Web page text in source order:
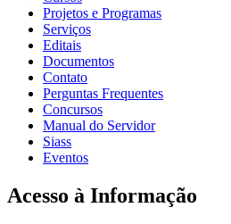
Projetos e Programas
Serviços
Editais
Documentos
Contato
Perguntas Frequentes
Concursos
Manual do Servidor
Siass
Eventos
Acesso à Informação